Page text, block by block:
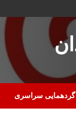
گردهمایی سراسری